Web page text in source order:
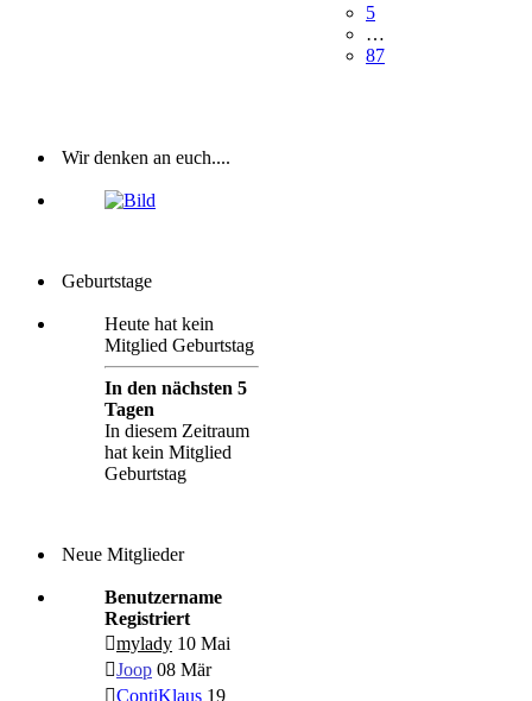
5
…
87
Wir denken an euch....
Geburtstage
Heute hat kein
Mitglied Geburtstag
In den nächsten 5
Tagen
In diesem Zeitraum
hat kein Mitglied
Geburtstag
Neue Mitglieder
Benutzername
Registriert
mylady 10 Mai
Joop 08 Mär
ContiKlaus 19